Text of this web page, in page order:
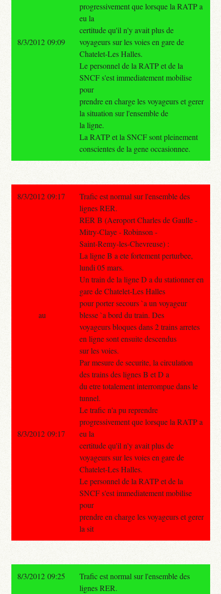
progressivement que lorsque la RATP a
eu la
certitude qu'il n'y avait plus de
voyageurs sur les voies en gare de
Chatelet-Les Halles.
Le personnel de la RATP et de la
SNCF s'est immediatement mobilise
pour
prendre en charge les voyageurs et gerer
la situation sur l'ensemble de
la ligne.
La RATP et la SNCF sont pleinement
conscientes de la gene occasionnee.
8/3/2012 09:09
8/3/2012 09:17
Trafic est normal sur l'ensemble des
lignes RER.
RER B (Aeroport Charles de Gaulle -
Mitry-Claye - Robinson -
Saint-Remy-les-Chevreuse) :
La ligne B a ete fortement perturbee,
lundi 05 mars.
Un train de la ligne D a du stationner en
gare de Chatelet-Les Halles
pour porter secours `a un voyageur
blesse `a bord du train. Des
voyageurs bloques dans 2 trains arretes
en ligne sont ensuite descendus
sur les voies.
Par mesure de securite, la circulation
des trains des lignes B et D a
du etre totalement interrompue dans le
tunnel.
Le trafic n'a pu reprendre
progressivement que lorsque la RATP a
eu la
certitude qu'il n'y avait plus de
voyageurs sur les voies en gare de
Chatelet-Les Halles.
Le personnel de la RATP et de la
SNCF s'est immediatement mobilise
pour
prendre en charge les voyageurs et gerer
la sit
au
8/3/2012 09:17
8/3/2012 09:25
Trafic est normal sur l'ensemble des
lignes RER.